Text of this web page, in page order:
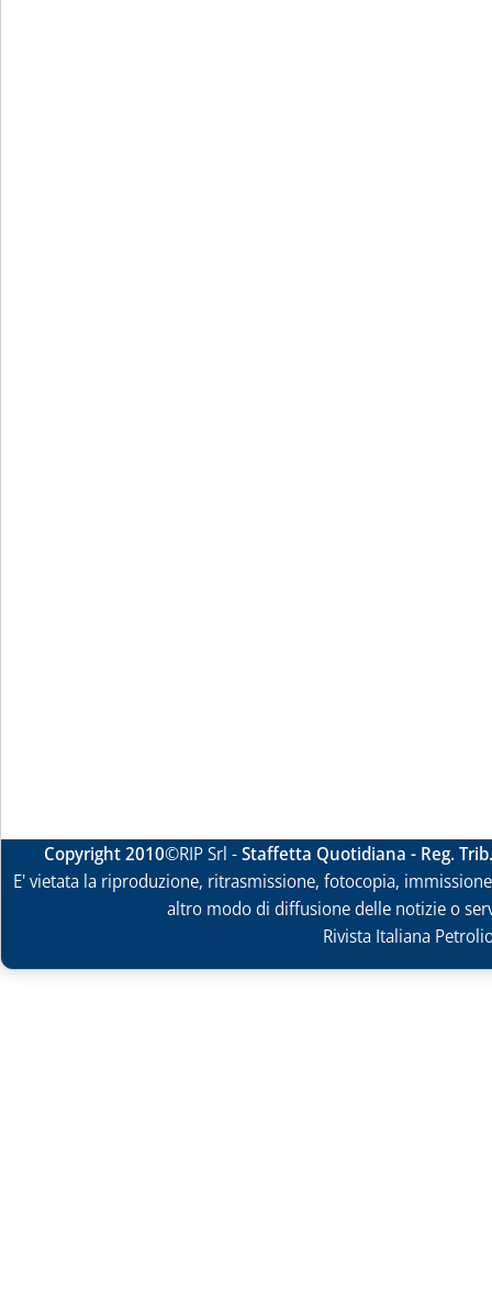
Copyright 2010©RIP Srl -Staffetta Quotidiana - Reg.
E' vietata la riproduzione, ritrasmissione, fotocopia,
altro modo di diffusione delle notizie o
Rivista Italiana